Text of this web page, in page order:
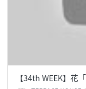
【34th WEEK】花